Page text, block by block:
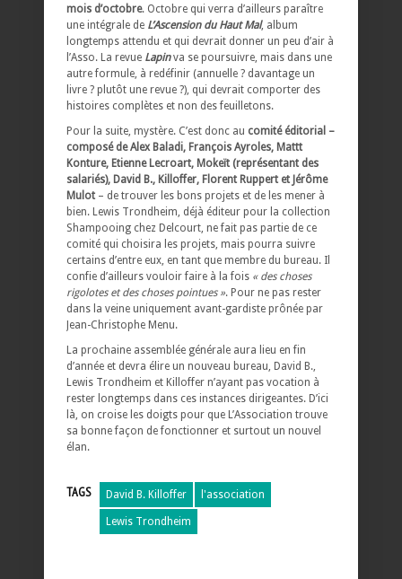
mois d’octobre. Octobre qui verra d’ailleurs paraître
une intégrale de L’Ascension du Haut Mal, album
longtemps attendu et qui devrait donner un peu d’air à
l’Asso. La revue Lapinva se poursuivre, mais dans une
autre formule, à redéfinir (annuelle ? davantage un
livre ? plutôt une revue ?), qui devrait comporter des
histoires complètes et non des feuilletons.
Pour la suite, mystère. C’est donc au comité éditorial –
composé de Alex Baladi, François Ayroles, Mattt
Konture, Etienne Lecroart, Mokeït (représentant des
salariés), David B., Killoffer, Florent Ruppert et Jérôme
Mulot – de trouver les bons projets et de les mener à
bien. Lewis Trondheim, déjà éditeur pour la collection
Shampooing chez Delcourt, ne fait pas partie de ce
comité qui choisira les projets, mais pourra suivre
certains d’entre eux, en tant que membre du bureau. Il
confie d’ailleurs vouloir faire à la fois « des choses
rigolotes et des choses pointues ». Pour ne pas rester
dans la veine uniquement avant-gardiste prônée par
Jean-Christophe Menu.
La prochaine assemblée générale aura lieu en fin
d’année et devra élire un nouveau bureau, David B.,
Lewis Trondheim et Killoffer n’ayant pas vocation à
rester longtemps dans ces instances dirigeantes. D’ici
là, on croise les doigts pour que L’Association trouve
sa bonne façon de fonctionner et surtout un nouvel
élan.
TAGS David B. Killoffer l'association
Lewis Trondheim